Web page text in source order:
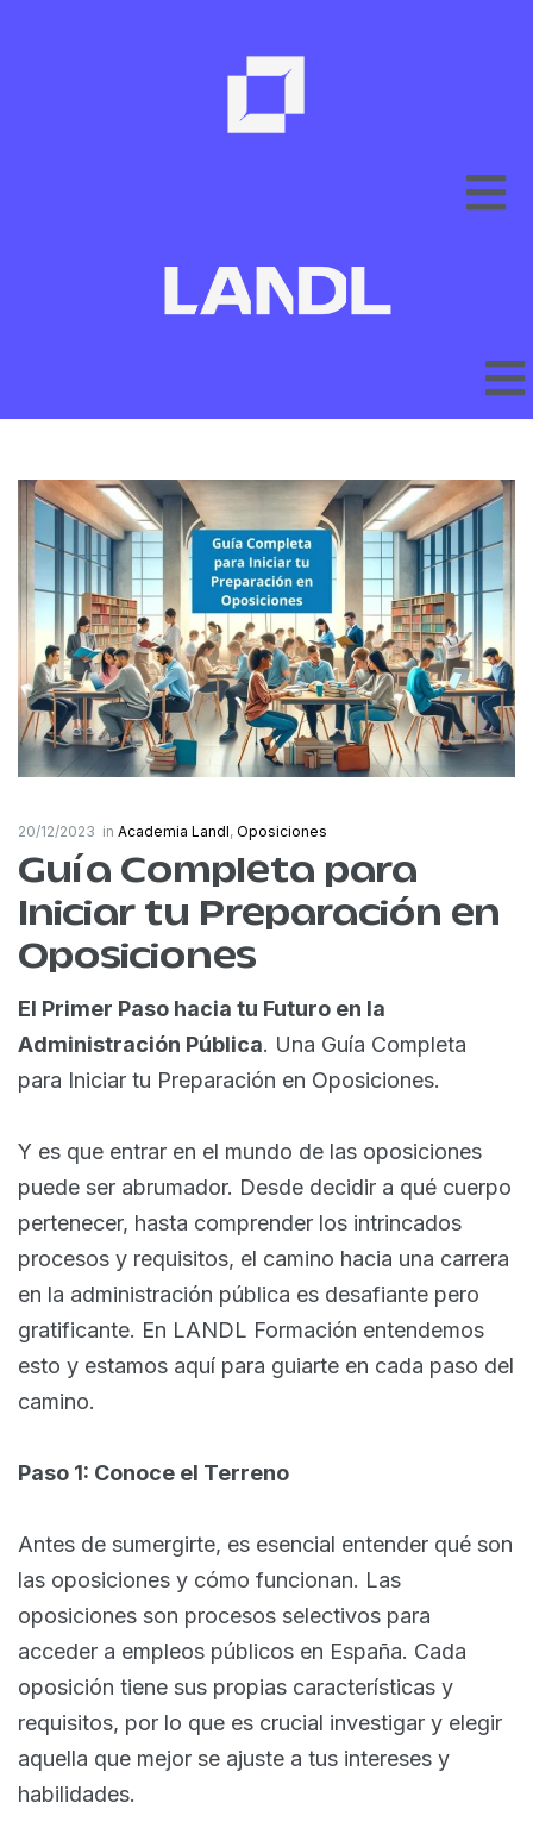
20/12/2023 in Academia Landl, Oposiciones
Guía Completa para
Iniciar tu Preparación en
Oposiciones
El Primer Paso hacia tu Futuro en la
Administración Pública. Una Guía Completa
para Iniciar tu Preparación en Oposiciones.
Y es que entrar en el mundo de las oposiciones
puede ser abrumador. Desde decidir a qué cuerpo
pertenecer, hasta comprender los intrincados
procesos y requisitos, el camino hacia una carrera
en la administración pública es desafiante pero
gratificante. En LANDL Formación entendemos
esto y estamos aquí para guiarte en cada paso del
camino.
Paso 1: Conoce el Terreno
Antes de sumergirte, es esencial entender qué son
las oposiciones y cómo funcionan. Las
oposiciones son procesos selectivos para
acceder a empleos públicos en España. Cada
oposición tiene sus propias características y
requisitos, por lo que es crucial investigar y elegir
aquella que mejor se ajuste a tus intereses y
habilidades.